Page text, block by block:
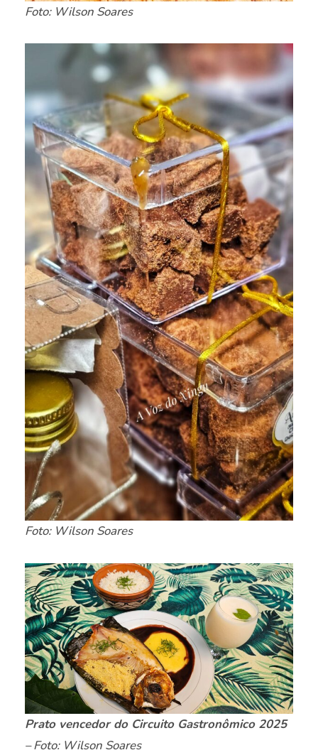
Foto: Wilson Soares
Foto: Wilson Soares
Prato vencedor do Circuito Gastronômico 2025
– Foto: Wilson Soares